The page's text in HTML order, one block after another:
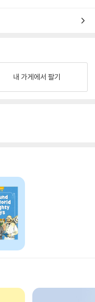
내 가게에서 팔기